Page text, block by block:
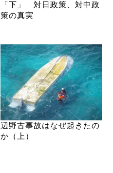
「下」 対日政策、対中政
策の真実
辺野古事故はなぜ起きたの
か（上）